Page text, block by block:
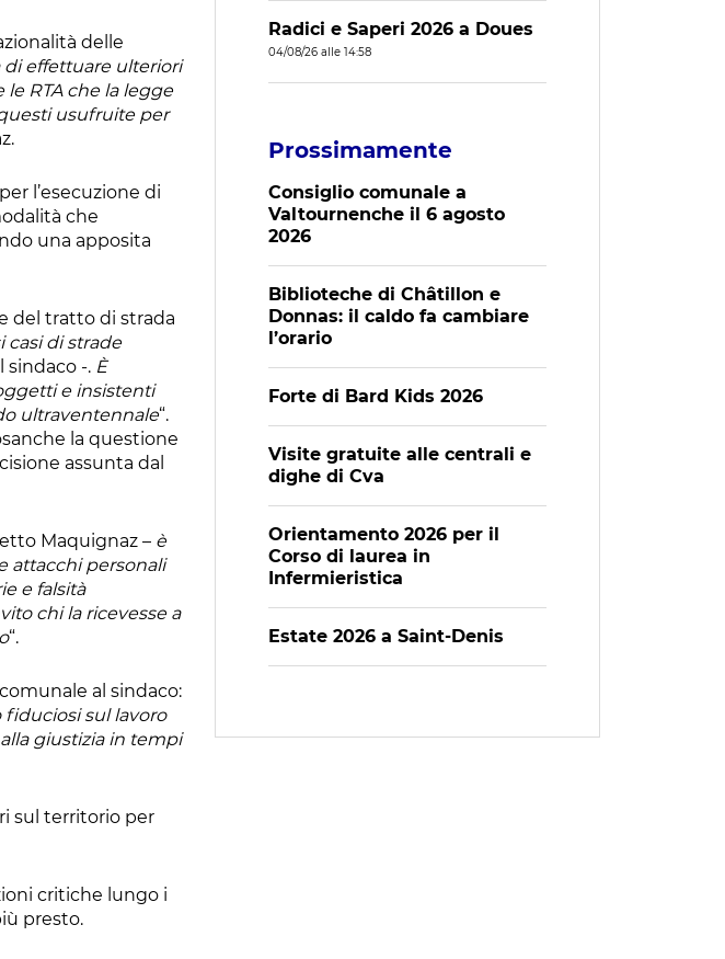
delle
di effettuare ulteriori
RTA che la legge
usufruite per
l’esecuzione di
che
una apposita
del tratto di strada
di strade
sindaco -. È
e insistenti
ultraventennale“.
la questione
assunta dal
Maquignaz – è
attacchi personali
e falsità
chi la ricevesse a
“.
al sindaco:
sul lavoro
giustizia in tempi
sul territorio per
critiche lungo i
presto.
Radici e Saperi 2026 a Doues
04/08/26 alle 14:58
Prossimamente
Consiglio comunale a
Valtournenche il 6 agosto
2026
Biblioteche di Châtillon e
Donnas: il caldo fa cambiare
l’orario
Forte di Bard Kids 2026
Visite gratuite alle centrali e
dighe di Cva
Orientamento 2026 per il
Corso di laurea in
Infermieristica
Estate 2026 a Saint-Denis